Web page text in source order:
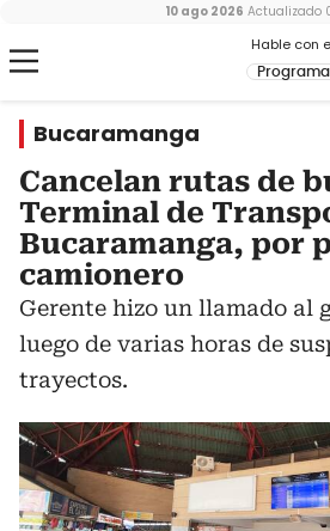
Hable con
Programa
10 ago 2026 Actualizado
Bucaramanga
Cancelan rutas de
Terminal de
Bucaramanga, por
camionero
Gerente hizo un llamado al
luego de varias horas de
trayectos.